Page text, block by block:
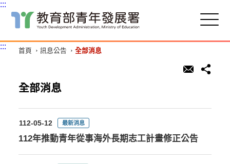
主
要
塊
:::
::: 首頁 訊息公告 全部消息
全部消息
112-05-12 最新消息
112年推動青年從事海外長期志工計畫修正公告